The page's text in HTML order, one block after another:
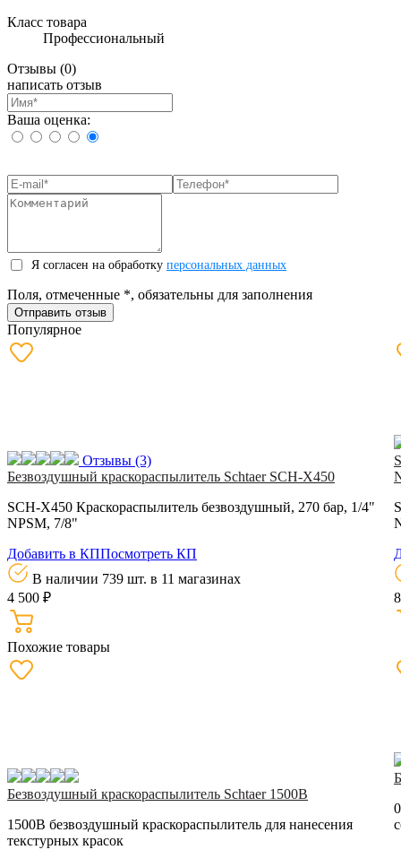
Класс товара
Профессиональный
Отзывы (0)
написать отзыв
Ваша оценка:
Я согласен на обработку персональных данных
Поля, отмеченные *, обязательны для заполнения
Отправить отзыв
Популярное
Отзывы (3)
Безвоздушный краскораспылитель Schtaer SCH-X450
SCH-X450 Краскораcпылитель безвоздушный, 270 бар, 1/4"
NPSM, 7/8"
Добавить в КППосмотреть КП
В наличии 739 шт. в 11 магазинах
4 500 ₽
Похожие товары
Безвоздушный краскораспылитель Schtaer 1500B
1500B безвоздушный краскораспылитель для нанесения
текстурных красок